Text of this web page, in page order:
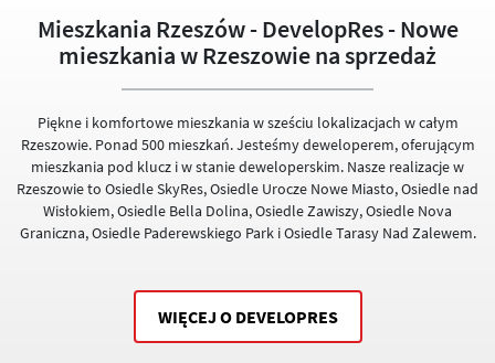
Mieszkania Rzeszów - DevelopRes - Nowe
mieszkania w Rzeszowie na sprzedaż
Piękne i komfortowe mieszkania w sześciu lokalizacjach w całym
Rzeszowie. Ponad 500 mieszkań. Jesteśmy deweloperem, oferującym
mieszkania pod klucz i w stanie deweloperskim. Nasze realizacje w
Rzeszowie to Osiedle SkyRes, Osiedle Urocze Nowe Miasto, Osiedle nad
Wisłokiem, Osiedle Bella Dolina, Osiedle Zawiszy, Osiedle Nova
Graniczna, Osiedle Paderewskiego Park i Osiedle Tarasy Nad Zalewem.
WIĘCEJ O DEVELOPRES